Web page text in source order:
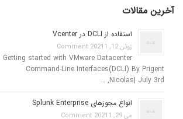
آخرین مقالات
استفاده از DCLI در Vcenter
ژوئن 12, 2021 1 Comment
Getting started with VMware Datacenter
Command-Line Interfaces(DCLI) By Prigent
Nicolas| July 3rd, …
انواع مجوزهای Splunk Enterprise
می 29, 2021 1 Comment